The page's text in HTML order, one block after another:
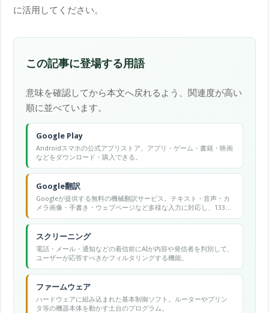
に活用してください。
この記事に登場する用語
意味を確認してから本文へ戻れるよう、関連度が高い
順に並べています。
Google Play
Androidスマホの公式アプリストア。アプリ・ゲーム・書籍・映画
などをダウンロード・購入できる。
Google翻訳
Googleが提供する無料の機械翻訳サービス。テキスト・音声・カ
メラ画像・手書き・ウェブページなど多様な入力に対応し、133言
語以上の翻訳が可能です。
スクリーニング
電話・メール・通知などの着信前にAIが内容や発信者を判別して、
ユーザーが応答すべきかフィルタリングする機能。
ファームウェア
ハードウェアに組み込まれた基本制御ソフト。ルーターやプリン
タ等の機器本体を動かす土台のプログラム。